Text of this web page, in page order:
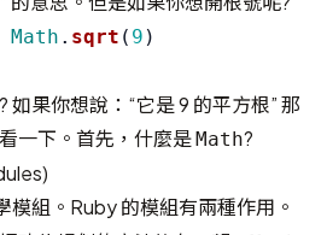
Math . sqrt ( 9 )
如果你想說：“它是 9 的平方根” 那
一下。首先，什麼是Math?
模組。Ruby 的模組有兩種作用。